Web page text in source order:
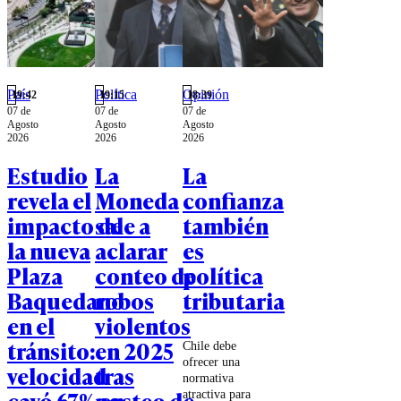
País
19:42
07 de
Agosto
2026
Estudio
revela el
impacto de
la nueva
Plaza
Baquedano
en el
tránsito:
velocidad
Política
19:15
07 de
Agosto
2026
La
Moneda
sale a
aclarar
conteo de
robos
violentos
en 2025
tras
Opinión
18:39
07 de
Agosto
2026
La
confianza
también
es
política
tributaria
Chile debe
ofrecer una
normativa
atractiva para